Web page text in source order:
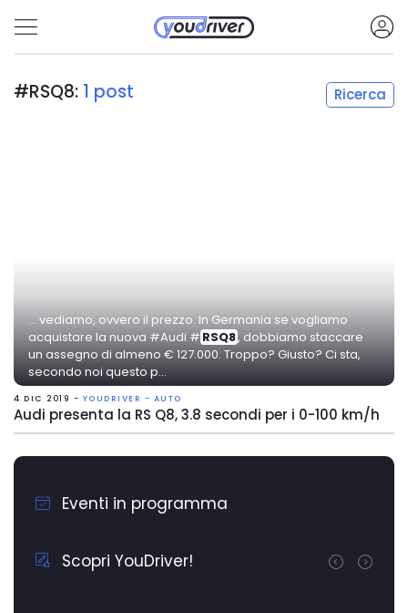
#RSQ8: 1 post Ricerca
... vediamo, ovvero il prezzo. In Germania se vogliamo
acquistare la nuova #Audi # RSQ8, dobbiamo staccare
un assegno di almeno € 127.000. Troppo? Giusto? Ci sta,
secondo noi questo p...
4 DIC 2019 - YOUDRIVER - AUTO
Audi presenta la RS Q8, 3.8 secondi per i 0-100 km/h
Eventi in programma
Scopri YouDriver!